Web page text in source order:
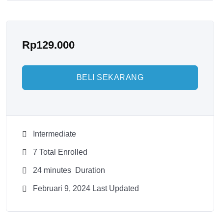
Rp129.000
BELI SEKARANG
Intermediate
7 Total Enrolled
24 minutes Duration
Februari 9, 2024 Last Updated